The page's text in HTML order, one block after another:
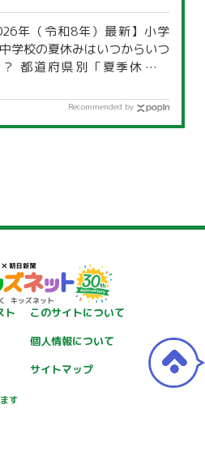
年（令和8年）最新】小学
学校の夏休みはいつからいつ
都道府県別「夏季休暇一
Recommended by
ト
このサイトについて
個人情報について
す
サイトマップ